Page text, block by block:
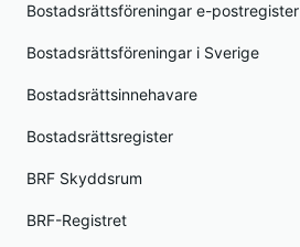
Bostadsrättsföreningar e-postregister
Bostadsrättsföreningar i Sverige
Bostadsrättsinnehavare
Bostadsrättsregister
BRF Skyddsrum
BRF-Registret